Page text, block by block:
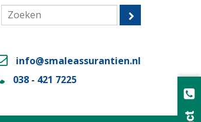
info@smaleassurantien.nl
038 - 421 7225